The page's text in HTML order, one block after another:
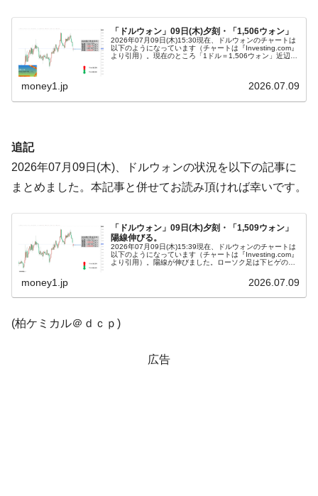
ドを掲げる「在韓反米勢力」
『Money1』
韓国政府「2035年までに18.4GW規模のAIデ
ータセンター整備」⇒ だから無理だってば。
『Money1』
JPモルガン「韓国レバレッジETFの清算は
『Money1』
韓国政府「ニセＫ-ブランドを通報しようキ
ャンペーン」⇒ あの名物教授も登場！
ぎ」では。
『Money1』
韓国鉄鋼最大手『POSCO』ズブズブ沈む。
営業利益80.2％も減少
『Money1』
米国下院「韓国の公務員個人をターゲット
韓国ボンクラ政策室長･金容範、株価暴落に
「ドルウォン」09日(木)夕刻・「1,506ウォン」
2026年07月09日(木)15:30現在、ドルウォンのチャートは
以下のようになっています（チャートは『Investing.com』
より引用）。現在のところ「1ドル＝1,506ウォン」近辺の
money1.jp 2026.07.09
追記
2026年07月09日(木)、ドルウォンの状況を以下の記事に
まとめました。本記事と併せてお読み頂ければ幸いです。
「ドルウォン」09日(木)夕刻・「1,509ウォン」
陽線伸びる。
2026年07月09日(木)15:39現在、ドルウォンのチャートは
以下のようになっています（チャートは『Investing.com』
より引用）。陽線が伸びました。ローソク足は下ヒゲのあ
money1.jp 2026.07.09
(柏ケミカル＠ｄｃｐ)
広告